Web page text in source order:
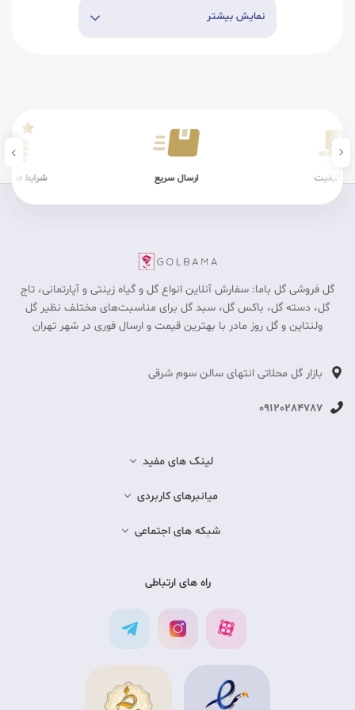
نمایش بیشتر
کیفیت ارسال سریع شرایط
گل فروشی گل باما: سفارش آنلاین انواع گل و گیاه زینتی و آپارتمانی، تاج
گل، دسته گل، باکس گل، سبد گل برای مناسبت‎‌های مختلف نظیر گل
ولنتاین و گل روز مادر با بهترین قیمت و ارسال فوری در شهر تهران
بازار گل محلاتی انتهای سالن سوم شرقی
09120284787
لینک های مفید
میانبرهای کاربردی
شبکه های اجتماعی
راه های ارتباطی